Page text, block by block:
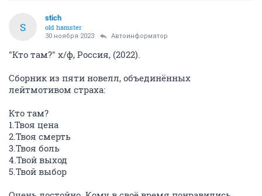
S
stich
old hamster
30 ноября 2023 Автоинформатор
"Кто там?" х/ф, Россия, (2022).
Сборник из пяти новелл, объединённых
лейтмотивом страха:
Кто там?
1.Твоя цена
2.Твоя смерть
3.Твоя боль
4.Твой выход
5.Твой выбор